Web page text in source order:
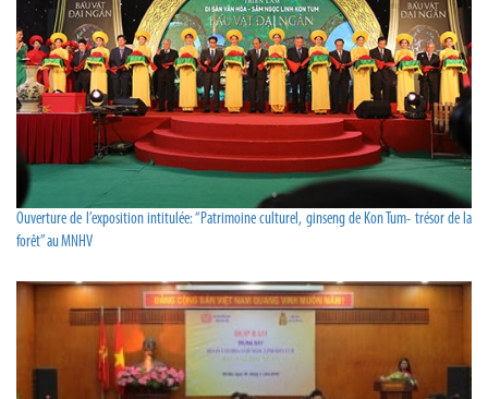
Ouverture de l’exposition intitulée: “Patrimoine culturel, ginseng de Kon Tum- trésor de la
forêt” au MNHV